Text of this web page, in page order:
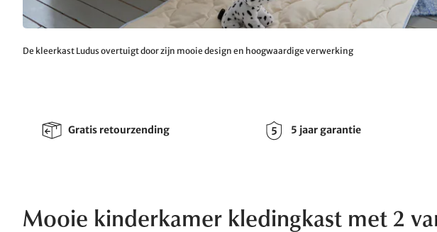
De kleerkast Ludus overtuigt door zijn mooie design en hoogwaardige verwerking
Gratis retourzending 5 jaar garantie
Mooie kinderkamer kledingkast met 2